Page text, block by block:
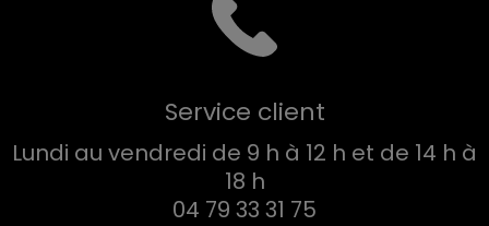
Service client
Lundi au vendredi de 9 h à 12 h et de 14 h à
18 h
04 79 33 31 75